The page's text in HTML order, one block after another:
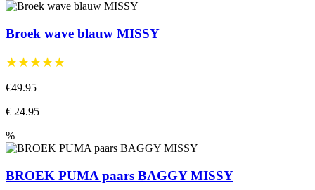
Broek wave blauw MISSY
★★★★★
€49.95
€ 24.95
%
BROEK PUMA paars BAGGY MISSY